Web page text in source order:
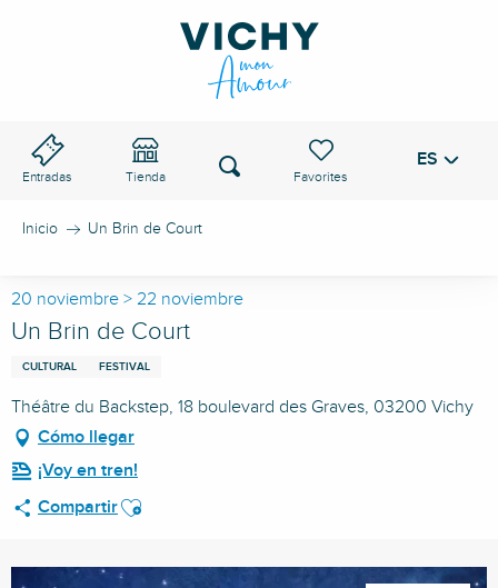
Entradas Tienda
Voir les favoris
Buscar ES
Inicio Un Brin de Court
20 noviembre > 22 noviembre
Un Brin de Court
CULTURAL FESTIVAL
Théâtre du Backstep, 18 boulevard des Graves, 03200 Vichy
Cómo llegar
¡Voy en tren!
CompartirAjouter aux favoris